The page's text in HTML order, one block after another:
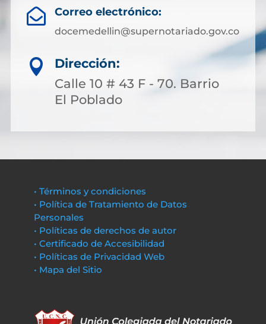
 Correo electrónico:
docemedellin@supernotariado.gov.co

Dirección:
Calle 10 # 43 F - 70. Barrio
El Poblado
• Términos y condiciones
• Política de Tratamiento de Datos
Personales
• Políticas de derechos de autor
• Certificado de Accesibilidad
• Políticas de Privacidad Web
• Mapa del Sitio